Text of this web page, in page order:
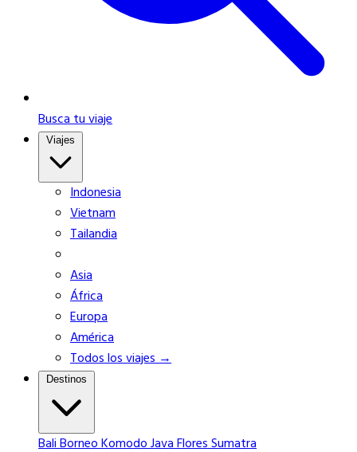
Busca tu viaje
Indonesia
Vietnam
Tailandia
Asia
África
Europa
América
Todos los viajes →
Destinos
BaliBorneoKomodoJavaFloresSumatra